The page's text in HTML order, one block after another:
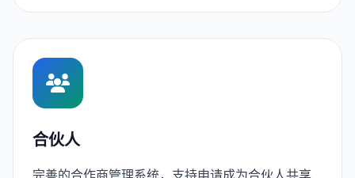
合伙人
完善的合作商管理系统，支持申请成为合伙人共享